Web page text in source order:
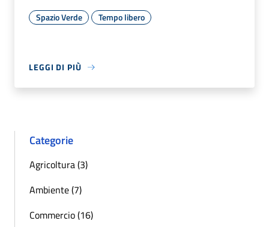
Spazio Verde Tempo libero
LEGGI DI PIÙ
Categorie
Agricoltura (3)
Ambiente (7)
Commercio (16)